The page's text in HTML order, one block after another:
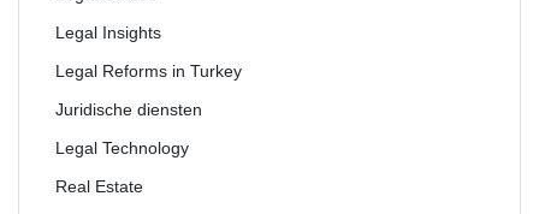
Legal Insights
Legal Reforms in Turkey
Juridische diensten
Legal Technology
Real Estate